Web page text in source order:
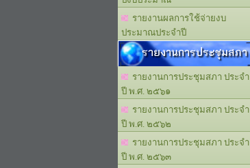
รายงานผลการใช้จ่ายงบ
ประมาณประจำปี
รายงานการประชุมสภา
รายงานการประชุมสภา ประจำ
ปี พ.ศ. ๒๕๖๑
รายงานการประชุมสภา ประจำ
ปี พ.ศ. ๒๕๖๒
รายงานการประชุมสภา ประจำ
ปี พ.ศ. ๒๕๖๓